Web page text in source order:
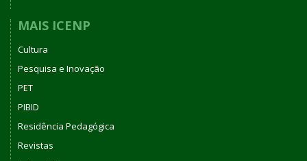
MAIS ICENP
Cultura
Pesquisa e Inovação
PET
PIBID
Residência Pedagógica
Revistas